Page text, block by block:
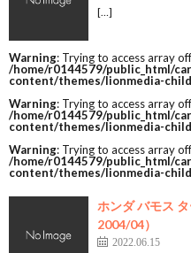
[…]
Warning: Trying to access array
/home/r0144579/public_html/
content/themes/lionmedia-
Warning: Trying to access array
/home/r0144579/public_html/
content/themes/lionmedia-
Warning: Trying to access array
/home/r0144579/public_html/
content/themes/lionmedia-
ホンダ バモス
2004/04）
2022.06.15